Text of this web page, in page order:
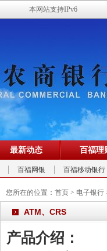
本网站支持IPv6
最新动态 百福理
百福网银 百福移动银行
您所在的位置： 首页 > 电子银行
ATM、CRS
产品介绍：